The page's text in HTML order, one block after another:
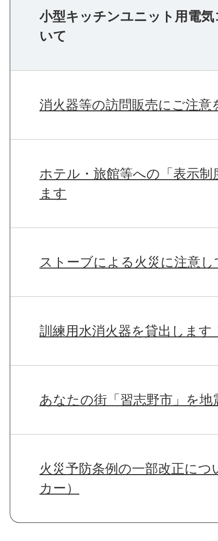
小型キッチンユニット用電
いて
消火器等の訪問販売にご注意
ホテル・旅館等への「表示
ます
ストーブによる火災に注意
訓練用水消火器を貸出します
あなたの街「習志野市」を
火災予防条例の一部改正に
カー）